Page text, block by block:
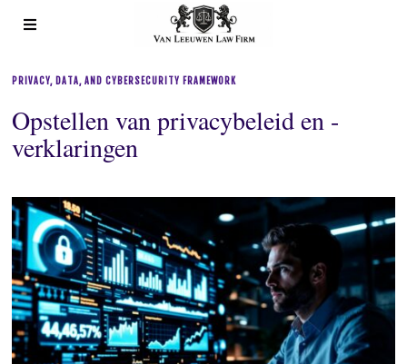
PRIVACY, DATA, AND CYBERSECURITY FRAMEWORK
Opstellen van privacybeleid en -
verklaringen